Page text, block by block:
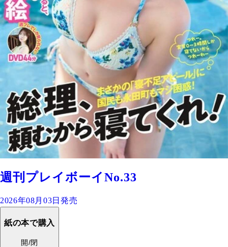
週刊プレイボーイNo.33
2026年08月03日発売
紙の本で購入
開/閉